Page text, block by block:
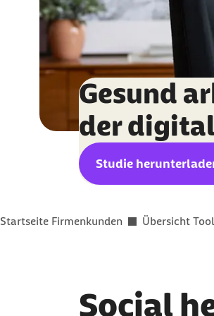
Gesund
der
Download (PDF, 2,09
Studie
Sie befinden sich hier:
Startseite Firmenkunden Übersicht
Social